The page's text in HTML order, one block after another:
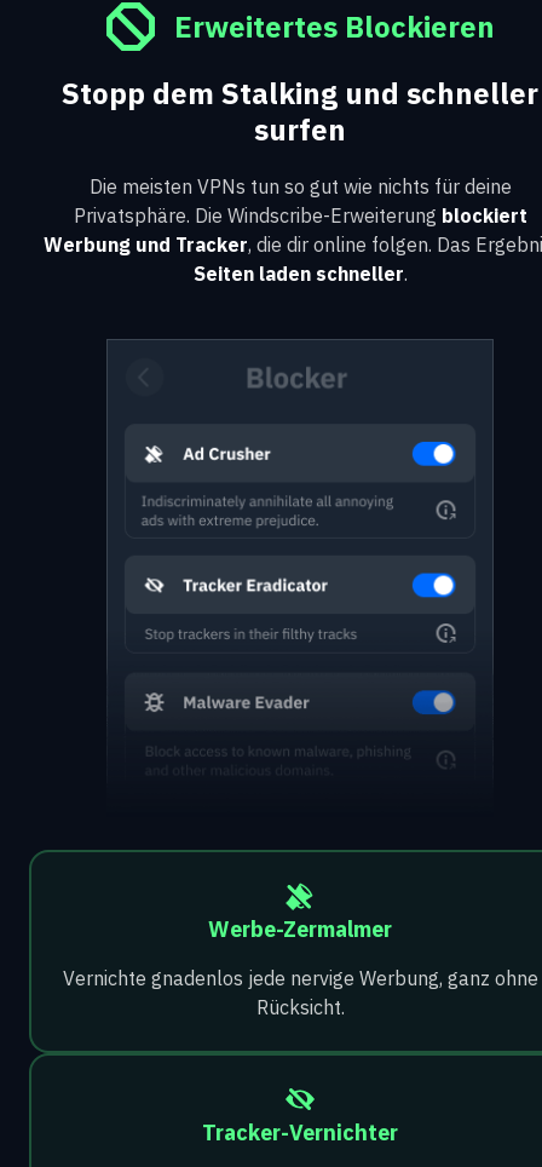
Erweitertes Blockieren
Stopp dem Stalking und schneller
surfen
Die meisten VPNs tun so gut wie nichts für deine
Privatsphäre. Die Windscribe-Erweiterung blockiert
Werbung und Tracker, die dir online folgen. Das
Seiten laden schneller.
Werbe-Zermalmer
Vernichte gnadenlos jede nervige Werbung, ganz ohne
Rücksicht.
Tracker-Vernichter